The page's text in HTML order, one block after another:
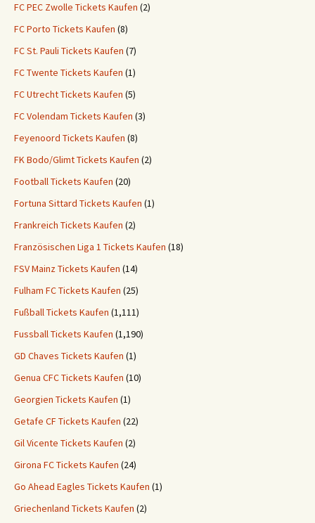
FC PEC Zwolle Tickets Kaufen (2)
FC Porto Tickets Kaufen (8)
FC St. Pauli Tickets Kaufen (7)
FC Twente Tickets Kaufen (1)
FC Utrecht Tickets Kaufen (5)
FC Volendam Tickets Kaufen (3)
Feyenoord Tickets Kaufen (8)
FK Bodo/Glimt Tickets Kaufen (2)
Football Tickets Kaufen (20)
Fortuna Sittard Tickets Kaufen (1)
Frankreich Tickets Kaufen (2)
Französischen Liga 1 Tickets Kaufen (18)
FSV Mainz Tickets Kaufen (14)
Fulham FC Tickets Kaufen (25)
Fußball Tickets Kaufen (1,111)
Fussball Tickets Kaufen (1,190)
GD Chaves Tickets Kaufen (1)
Genua CFC Tickets Kaufen (10)
Georgien Tickets Kaufen (1)
Getafe CF Tickets Kaufen (22)
Gil Vicente Tickets Kaufen (2)
Girona FC Tickets Kaufen (24)
Go Ahead Eagles Tickets Kaufen (1)
Griechenland Tickets Kaufen (2)